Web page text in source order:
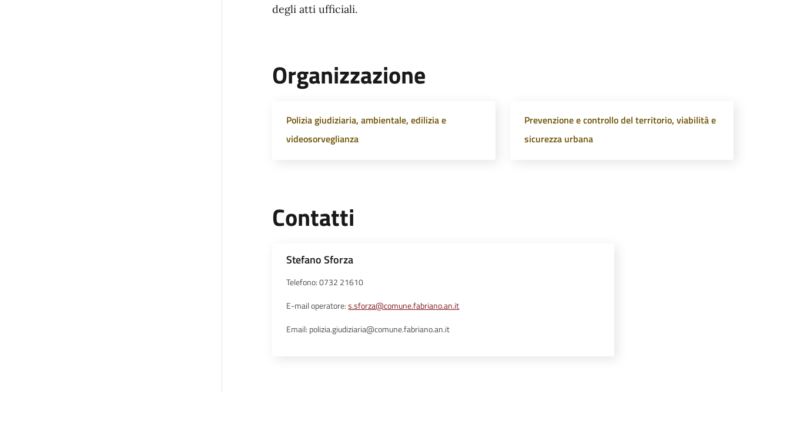
degli atti ufficiali.
Organizzazione
Polizia giudiziaria, ambientale, edilizia e
videosorveglianza
Prevenzione e controllo del territorio, viabilità e
sicurezza urbana
Contatti
Stefano Sforza
Telefono: 0732 21610
E-mail operatore:s.sforza@comune.fabriano.an.it
Email: polizia.giudiziaria@comune.fabriano.an.it